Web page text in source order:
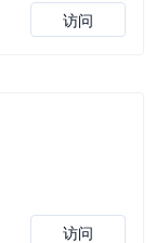
访问
访问